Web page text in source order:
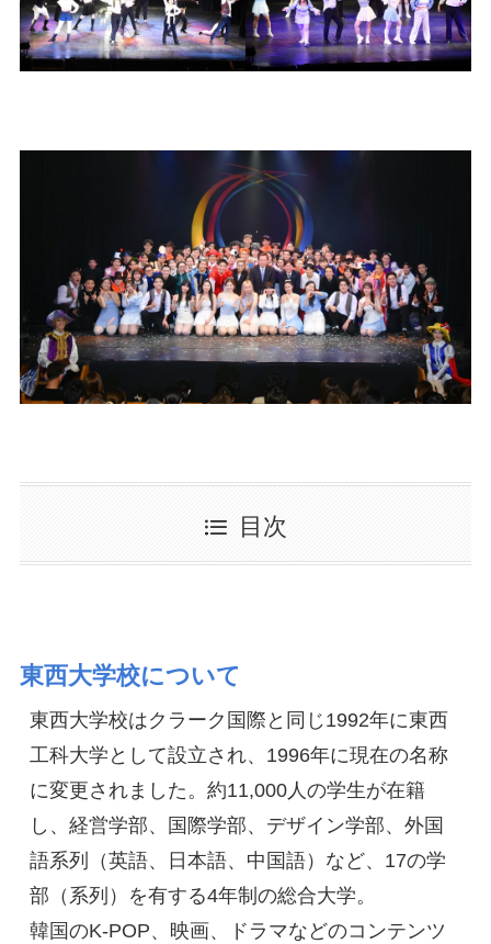
目次
東西大学校について
東西大学校はクラーク国際と同じ1992年に東西
工科大学として設立され、1996年に現在の名称
に変更されました。約11,000人の学生が在籍
し、経営学部、国際学部、デザイン学部、外国
語系列（英語、日本語、中国語）など、17の学
部（系列）を有する4年制の総合大学。
韓国のK-POP、映画、ドラマなどのコンテンツ